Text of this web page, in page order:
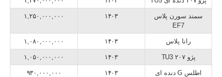
سمند سورن پلاس
EF7
۱۴۰۳ ۱,۲۵۰,۰۰۰,۰۰۰
رانا پلاس ۱۴۰۳ ۱,۰۸۰,۰۰۰,۰۰۰
پژو ۲۰۷ TU3 ۱۴۰۳ ۱,۰۵۰,۰۰۰,۰۰۰
اطلس G دنده ای ۱۴۰۳ ۹۳۰,۰۰۰,۰۰۰